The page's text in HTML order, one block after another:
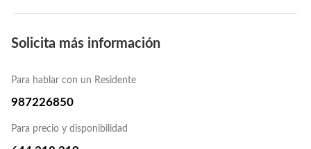
Solicita más información
Para hablar con un Residente
987226850
Para precio y disponibilidad